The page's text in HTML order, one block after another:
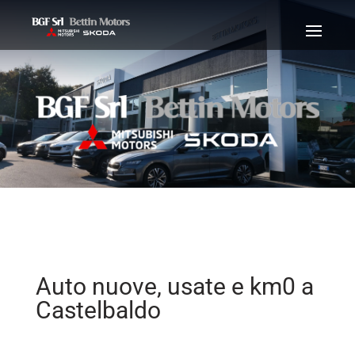
Auto nuove, usate e km0 a
Castelbaldo